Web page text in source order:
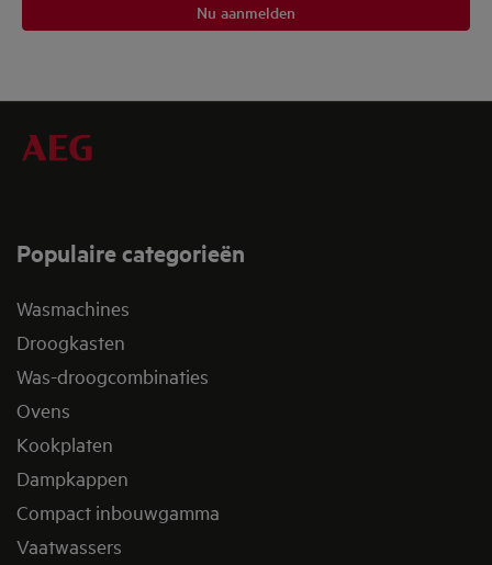
Nu aanmelden
Populaire categorieën
Wasmachines
Droogkasten
Was-droogcombinaties
Ovens
Kookplaten
Dampkappen
Compact inbouwgamma
Vaatwassers